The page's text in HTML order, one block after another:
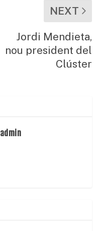
NEXT
Jordi Mendieta,
nou president del
Clúster
admin